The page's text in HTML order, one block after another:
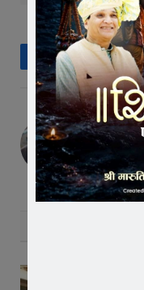
FacebookTwitter
Editor